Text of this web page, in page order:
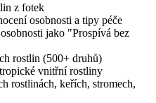
z fotek
osobnosti a tipy péče
jako "Prospívá bez
rostlin (500+ druhů)
vnitřní rostliny
rostlinách, keřích, stromech,